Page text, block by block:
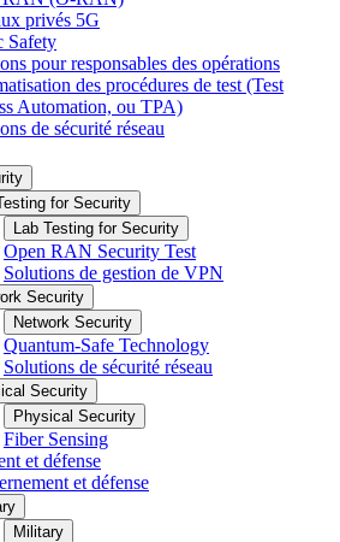
privés 5G
Safety
pour responsables des opérations
des procédures de test (Test
Automation, ou TPA)
de sécurité réseau
for Security
Lab Testing for Security
Open RAN Security Test
Solutions de gestion de VPN
Security
Network Security
Quantum-Safe Technology
Solutions de sécurité réseau
Security
Physical Security
Fiber Sensing
et défense
et défense
Military